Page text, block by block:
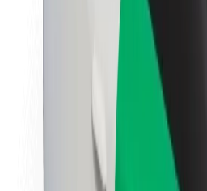
Hållbarhet på Bolt
Projekt Zero
Nyhetsrum
Riktlinjer för varumärket
Uppdrag